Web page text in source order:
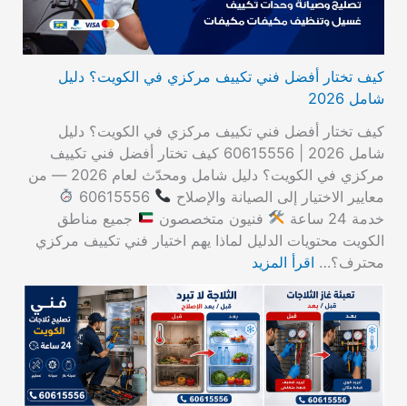
كيف تختار أفضل فني تكييف مركزي في الكويت؟ دليل
شامل 2026
كيف تختار أفضل فني تكييف مركزي في الكويت؟ دليل
شامل 2026 | 60615556 كيف تختار أفضل فني تكييف
مركزي في الكويت؟ دليل شامل ومحدّث لعام 2026 — من
معايير الاختيار إلى الصيانة والإصلاح
خدمة 24 ساعة
فنيون متخصصون
جميع مناطق
الكويت محتويات الدليل لماذا يهم اختيار فني تكييف مركزي
محترف؟… اقرأ المزيد